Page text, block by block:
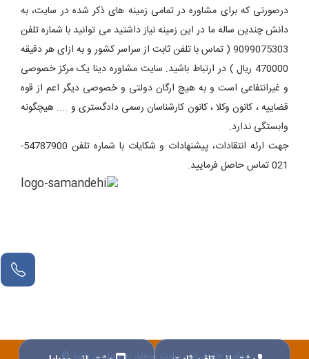
درصورتی که برای مشاوره در تمامی زمینه های ذکر شده در سایت، به
دانش چندین ساله ما در این زمینه نیاز داشتید می توانید با شماره تلفن
9099075303 ( تماس با تلفن ثابت از سراسر کشور و به ازای هر دقیقه
470000 ریال ) در ارتباط باشید. سایت مشاوره دینا یک مرکز خصوصی
و غیرانتفاعی است و به هیچ ارگان دولتی و خصوصی دیگر اعم از قوه
قضاییه ، کانون وکلا ، کانون کارشناسان رسمی دادگستری و .... هیچگونه
وابستگی ندارد.
جهت ارئه انتقادات، پیشنهادات و شکایات با شماره تلفن 54787900-
021 تماس حاصل فرمایید.